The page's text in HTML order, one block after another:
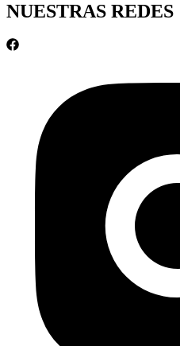
NUESTRAS REDES